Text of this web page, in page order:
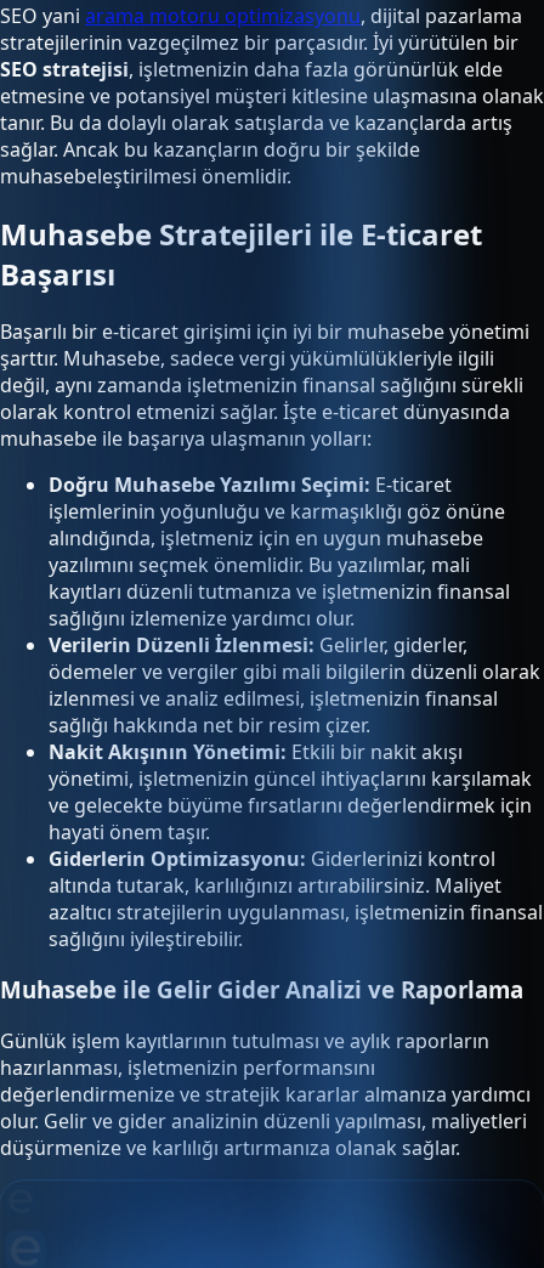
SEO yani arama motoru optimizasyonu, dijital pazarlama
stratejilerinin vazgeçilmez bir parçasıdır. İyi yürütülen bir
SEO stratejisi, işletmenizin daha fazla görünürlük elde
etmesine ve potansiyel müşteri kitlesine ulaşmasına olanak
tanır. Bu da dolaylı olarak satışlarda ve kazançlarda artış
sağlar. Ancak bu kazançların doğru bir şekilde
muhasebeleştirilmesi önemlidir.
Muhasebe Stratejileri ile E-ticaret
Başarısı
Başarılı bir e-ticaret girişimi için iyi bir muhasebe yönetimi
şarttır. Muhasebe, sadece vergi yükümlülükleriyle ilgili
değil, aynı zamanda işletmenizin finansal sağlığını sürekli
olarak kontrol etmenizi sağlar. İşte e-ticaret dünyasında
muhasebe ile başarıya ulaşmanın yolları:
Doğru Muhasebe Yazılımı Seçimi: E-ticaret
işlemlerinin yoğunluğu ve karmaşıklığı göz önüne
alındığında, işletmeniz için en uygun muhasebe
yazılımını seçmek önemlidir. Bu yazılımlar, mali
kayıtları düzenli tutmanıza ve işletmenizin finansal
sağlığını izlemenize yardımcı olur.
Verilerin Düzenli İzlenmesi: Gelirler, giderler,
ödemeler ve vergiler gibi mali bilgilerin düzenli olarak
izlenmesi ve analiz edilmesi, işletmenizin finansal
sağlığı hakkında net bir resim çizer.
Nakit Akışının Yönetimi: Etkili bir nakit akışı
yönetimi, işletmenizin güncel ihtiyaçlarını karşılamak
ve gelecekte büyüme fırsatlarını değerlendirmek için
hayati önem taşır.
Giderlerin Optimizasyonu: Giderlerinizi kontrol
altında tutarak, karlılığınızı artırabilirsiniz. Maliyet
azaltıcı stratejilerin uygulanması, işletmenizin finansal
sağlığını iyileştirebilir.
Muhasebe ile Gelir Gider Analizi ve Raporlama
Günlük işlem kayıtlarının tutulması ve aylık raporların
hazırlanması, işletmenizin performansını
değerlendirmenize ve stratejik kararlar almanıza yardımcı
olur. Gelir ve gider analizinin düzenli yapılması, maliyetleri
düşürmenize ve karlılığı artırmanıza olanak sağlar.